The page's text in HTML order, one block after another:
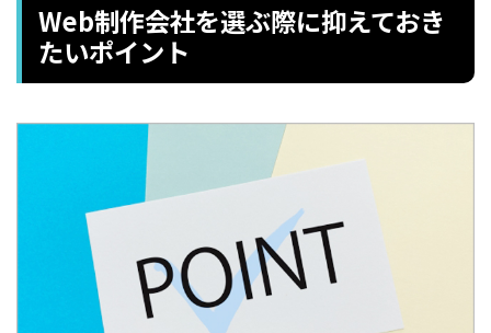
Web制作会社を選ぶ際に抑えておき
たいポイント